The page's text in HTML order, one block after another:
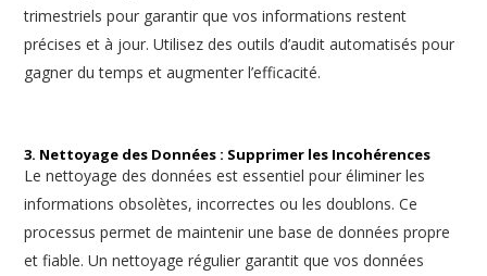
trimestriels pour garantir que vos informations restent
précises et à jour. Utilisez des outils d’audit automatisés pour
gagner du temps et augmenter l’efficacité.
3. Nettoyage des Données : Supprimer les Incohérences
Le nettoyage des données est essentiel pour éliminer les
informations obsolètes, incorrectes ou les doublons. Ce
processus permet de maintenir une base de données propre
et fiable. Un nettoyage régulier garantit que vos données